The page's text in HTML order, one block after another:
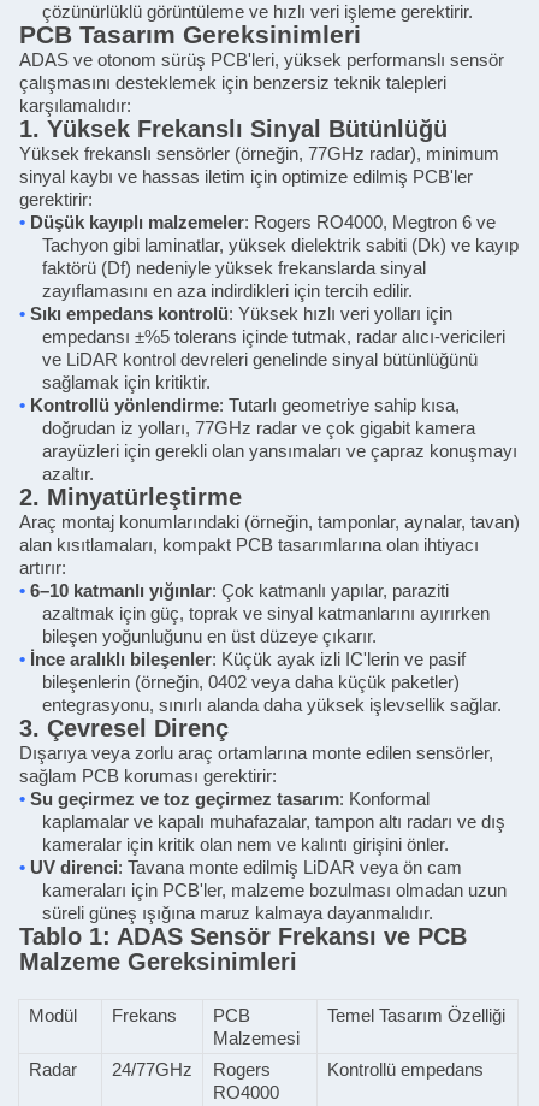
çözünürlüklü görüntüleme ve hızlı veri işleme gerektirir.
PCB Tasarım Gereksinimleri
ADAS ve otonom sürüş PCB'leri, yüksek performanslı sensör
çalışmasını desteklemek için benzersiz teknik talepleri
karşılamalıdır:
1. Yüksek Frekanslı Sinyal Bütünlüğü
Yüksek frekanslı sensörler (örneğin, 77GHz radar), minimum
sinyal kaybı ve hassas iletim için optimize edilmiş PCB'ler
gerektirir:
• Düşük kayıplı malzemeler: Rogers RO4000, Megtron 6 ve
Tachyon gibi laminatlar, yüksek dielektrik sabiti (Dk) ve kayıp
faktörü (Df) nedeniyle yüksek frekanslarda sinyal
zayıflamasını en aza indirdikleri için tercih edilir.
• Sıkı empedans kontrolü: Yüksek hızlı veri yolları için
empedansı ±%5 tolerans içinde tutmak, radar alıcı-vericileri
ve LiDAR kontrol devreleri genelinde sinyal bütünlüğünü
sağlamak için kritiktir.
• Kontrollü yönlendirme: Tutarlı geometriye sahip kısa,
doğrudan iz yolları, 77GHz radar ve çok gigabit kamera
arayüzleri için gerekli olan yansımaları ve çapraz konuşmayı
azaltır.
2. Minyatürleştirme
Araç montaj konumlarındaki (örneğin, tamponlar, aynalar, tavan)
alan kısıtlamaları, kompakt PCB tasarımlarına olan ihtiyacı
artırır:
• 6–10 katmanlı yığınlar: Çok katmanlı yapılar, paraziti
azaltmak için güç, toprak ve sinyal katmanlarını ayırırken
bileşen yoğunluğunu en üst düzeye çıkarır.
• İnce aralıklı bileşenler: Küçük ayak izli IC'lerin ve pasif
bileşenlerin (örneğin, 0402 veya daha küçük paketler)
entegrasyonu, sınırlı alanda daha yüksek işlevsellik sağlar.
3. Çevresel Direnç
Dışarıya veya zorlu araç ortamlarına monte edilen sensörler,
sağlam PCB koruması gerektirir:
• Su geçirmez ve toz geçirmez tasarım: Konformal
kaplamalar ve kapalı muhafazalar, tampon altı radarı ve dış
kameralar için kritik olan nem ve kalıntı girişini önler.
• UV direnci: Tavana monte edilmiş LiDAR veya ön cam
kameraları için PCB'ler, malzeme bozulması olmadan uzun
süreli güneş ışığına maruz kalmaya dayanmalıdır.
Tablo 1: ADAS Sensör Frekansı ve PCB
Malzeme Gereksinimleri
Modül Frekans
PCB
Malzemesi
Temel Tasarım Özelliği
Radar 24/77GHz
Rogers
RO4000
Kontrollü empedans